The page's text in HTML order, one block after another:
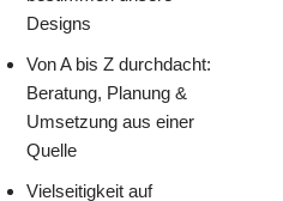
Designs
Von A bis Z durchdacht:
Beratung, Planung &
Umsetzung aus einer
Quelle
Vielseitigkeit auf